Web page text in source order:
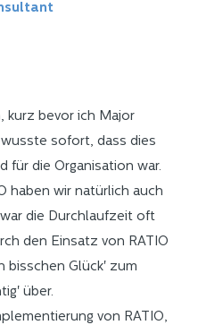
kurz bevor ich Major
sofort, dass dies
für die Organisation war.
haben wir natürlich auch
die Durchlaufzeit oft
den Einsatz von RATIO
bisschen Glück' zum
über.
von RATIO,